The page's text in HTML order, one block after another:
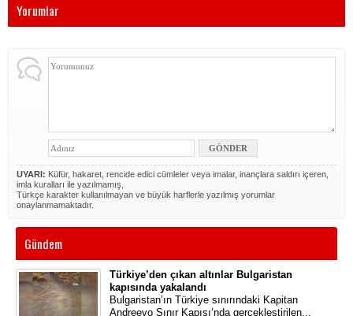
Yorumlar
UYARI: Küfür, hakaret, rencide edici cümleler veya imalar, inançlara saldırı içeren,
imla kuralları ile yazılmamış,
Türkçe karakter kullanılmayan ve büyük harflerle yazılmış yorumlar
onaylanmamaktadır.
Gündem
Türkiye’den çıkan altınlar Bulgaristan
kapısında yakalandı
Bulgaristan’ın Türkiye sınırındaki Kapitan
Andreevo Sınır Kapısı’nda gerçekleştirilen...